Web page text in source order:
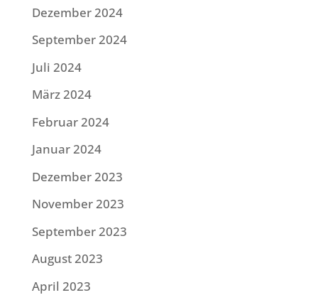
Dezember 2024
September 2024
Juli 2024
März 2024
Februar 2024
Januar 2024
Dezember 2023
November 2023
September 2023
August 2023
April 2023